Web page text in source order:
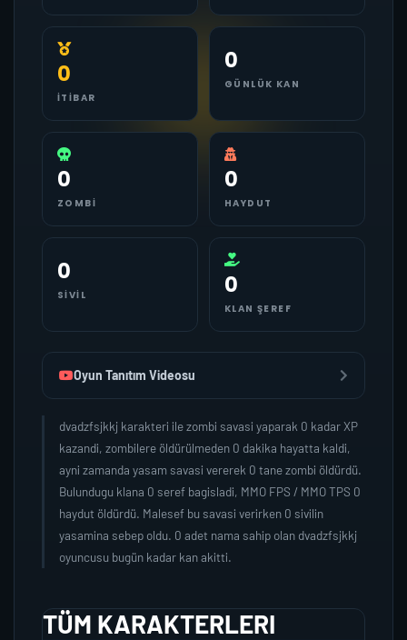
0
İTIBAR
0
GÜNLÜK KAN
0
ZOMBI
0
HAYDUT
0
SIVIL 0
KLAN ŞEREF
Oyun Tanıtım Videosu
dvadzfsjkkj karakteri ile zombi savasi yaparak 0 kadar XP
kazandi, zombilere öldürülmeden 0 dakika hayatta kaldi,
ayni zamanda yasam savasi vererek 0 tane zombi öldürdü.
Bulundugu klana 0 seref bagisladi, MMO FPS / MMO TPS 0
haydut öldürdü. Malesef bu savasi verirken 0 sivilin
yasamina sebep oldu. 0 adet nama sahip olan dvadzfsjkkj
oyuncusu bugün kadar kan akitti.
TÜM KARAKTERLERI